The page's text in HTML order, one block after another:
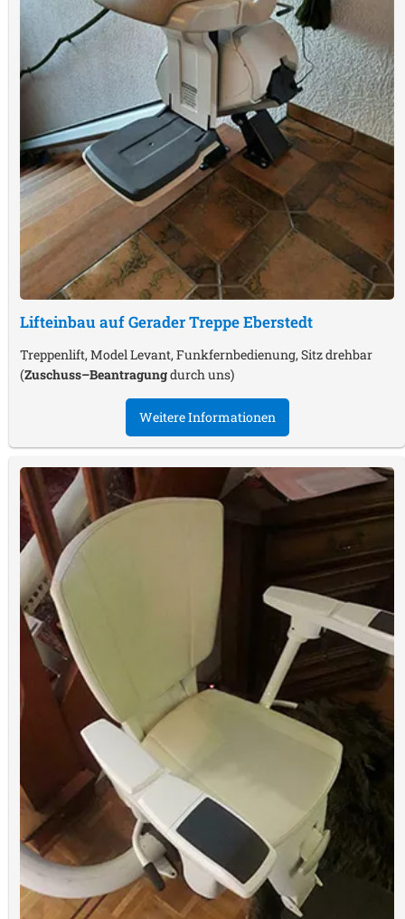
Lifteinbau auf Gerader TreppeEberstedt
Treppenlift, Model Levant, Funkfernbedienung, Sitz drehbar
(Zuschuss–Beantragungdurch uns)
Weitere Informationen